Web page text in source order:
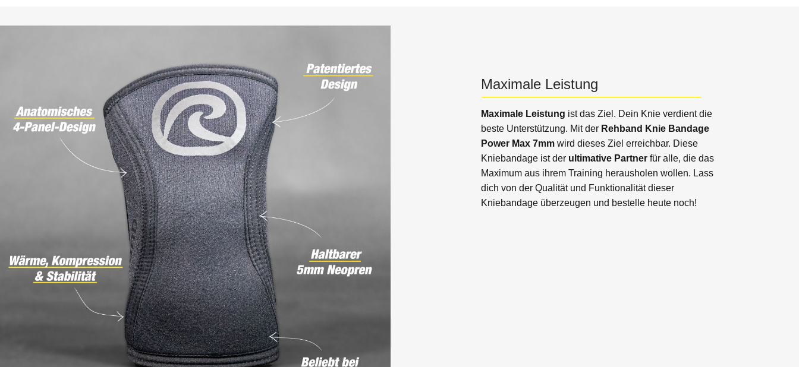
Maximale Leistung
Maximale Leistung ist das Ziel. Dein Knie verdient die
beste Unterstützung. Mit der Rehband Knie Bandage
Power Max 7mm wird dieses Ziel erreichbar. Diese
Kniebandage ist der ultimative Partner für alle, die das
Maximum aus ihrem Training herausholen wollen. Lass
dich von der Qualität und Funktionalität dieser
Kniebandage überzeugen und bestelle heute noch!